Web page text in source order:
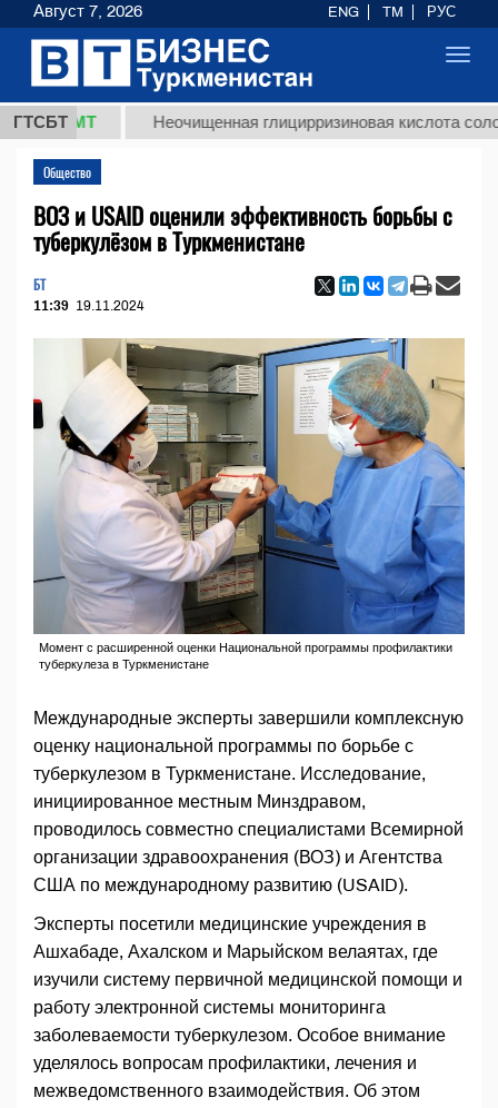
ГТСБТ Неочищенная глицирризиновая кислота
Общество
ВОЗ и USAID оценили эффективность борьбы с
туберкулёзом в Туркменистане
БТ
11:39 19.11.2024
Момент с расширенной оценки Национальной программы профилактики
туберкулеза в Туркменистане
Международные эксперты завершили комплексную
оценку национальной программы по борьбе с
туберкулезом в Туркменистане. Исследование,
инициированное местным Минздравом,
проводилось совместно специалистами Всемирной
организации здравоохранения (ВОЗ) и Агентства
США по международному развитию (USAID).
Эксперты посетили медицинские учреждения в
Ашхабаде, Ахалском и Марыйском велаятах, где
изучили систему первичной медицинской помощи и
работу электронной системы мониторинга
заболеваемости туберкулезом. Особое внимание
уделялось вопросам профилактики, лечения и
межведомственного взаимодействия. Об этом
Август 7, 2026 ENG TM РУС